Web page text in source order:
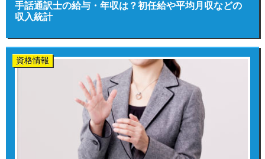
手話通訳士の給与・年収は？初任給や平均月収などの
収入統計
資格情報